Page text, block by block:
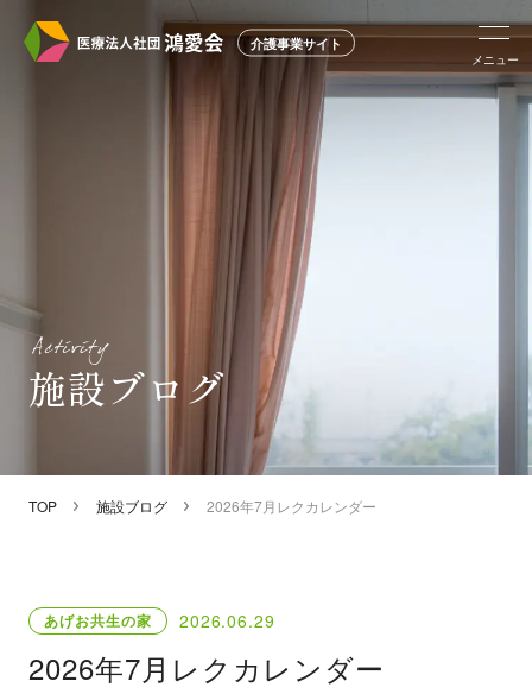
介護事業サイト
メニュー
施設ブログ
TOP 施設ブログ 2026年7月レクカレンダー
あげお共生の家 2026.06.29
2026年7月レクカレンダー